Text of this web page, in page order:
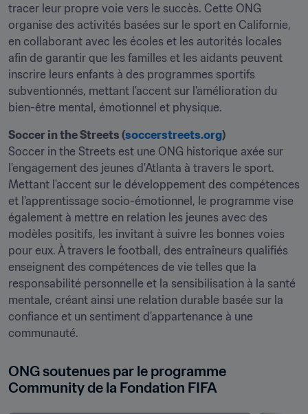
tracer leur propre voie vers le succès. Cette ONG
organise des activités basées sur le sport en Californie,
en collaborant avec les écoles et les autorités locales
afin de garantir que les familles et les aidants peuvent
inscrire leurs enfants à des programmes sportifs
subventionnés, mettant l'accent sur l'amélioration du
bien-être mental, émotionnel et physique.
Soccer in the Streets (soccerstreets.org)
Soccer in the Streets est une ONG historique axée sur
l'engagement des jeunes d'Atlanta à travers le sport.
Mettant l'accent sur le développement des compétences
et l'apprentissage socio-émotionnel, le programme vise
également à mettre en relation les jeunes avec des
modèles positifs, les invitant à suivre les bonnes voies
pour eux. À travers le football, des entraîneurs qualifiés
enseignent des compétences de vie telles que la
responsabilité personnelle et la sensibilisation à la santé
mentale, créant ainsi une relation durable basée sur la
confiance et un sentiment d'appartenance à une
communauté.
ONG soutenues par le programme
Community de la Fondation FIFA